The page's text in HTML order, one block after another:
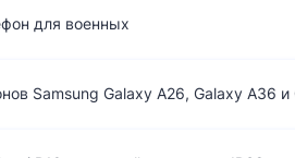
для военных
Samsung Galaxy A26, Galaxy A36 и